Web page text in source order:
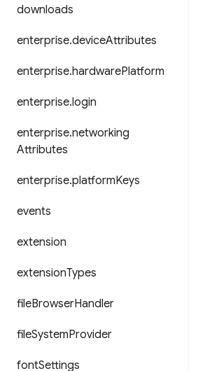
downloads
enterprise.deviceAttributes
enterprise.hardwarePlatform
enterprise.login
enterprise.networking
Attributes
enterprise.platformKeys
events
extension
extensionTypes
fileBrowserHandler
fileSystemProvider
fontSettings